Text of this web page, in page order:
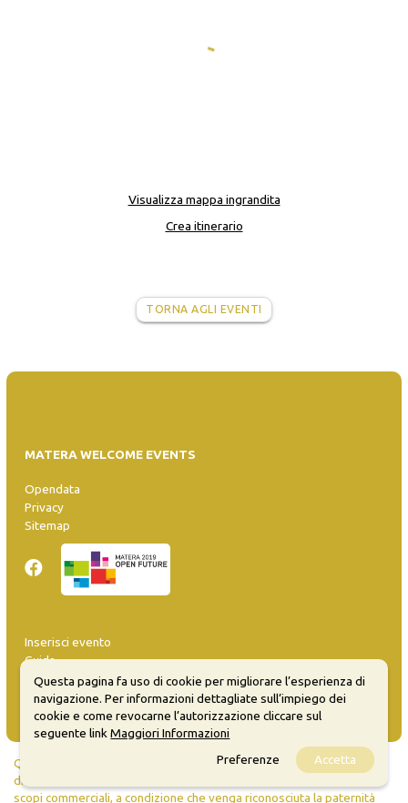
Visualizza mappa ingrandita
Crea itinerario
TORNA AGLI EVENTI
MATERA WELCOME EVENTS
Opendata
Privacy
Sitemap
Inserisci evento
Guida
FAQ
info@materaevents.it
Quanto realizzato è sottoposto a licenza CC-BY-SA che permette di
distribuire, modificare, creare opere derivate dall'originale, anche a
scopi commerciali, a condizione che venga riconosciuta la paternità
Questa pagina fa uso di cookie per migliorare l’esperienza di
navigazione. Per informazioni dettagliate sull’impiego dei
cookie e come revocarne l’autorizzazione cliccare sul
seguente linkMaggiori Informazioni
Preferenze
Accetta